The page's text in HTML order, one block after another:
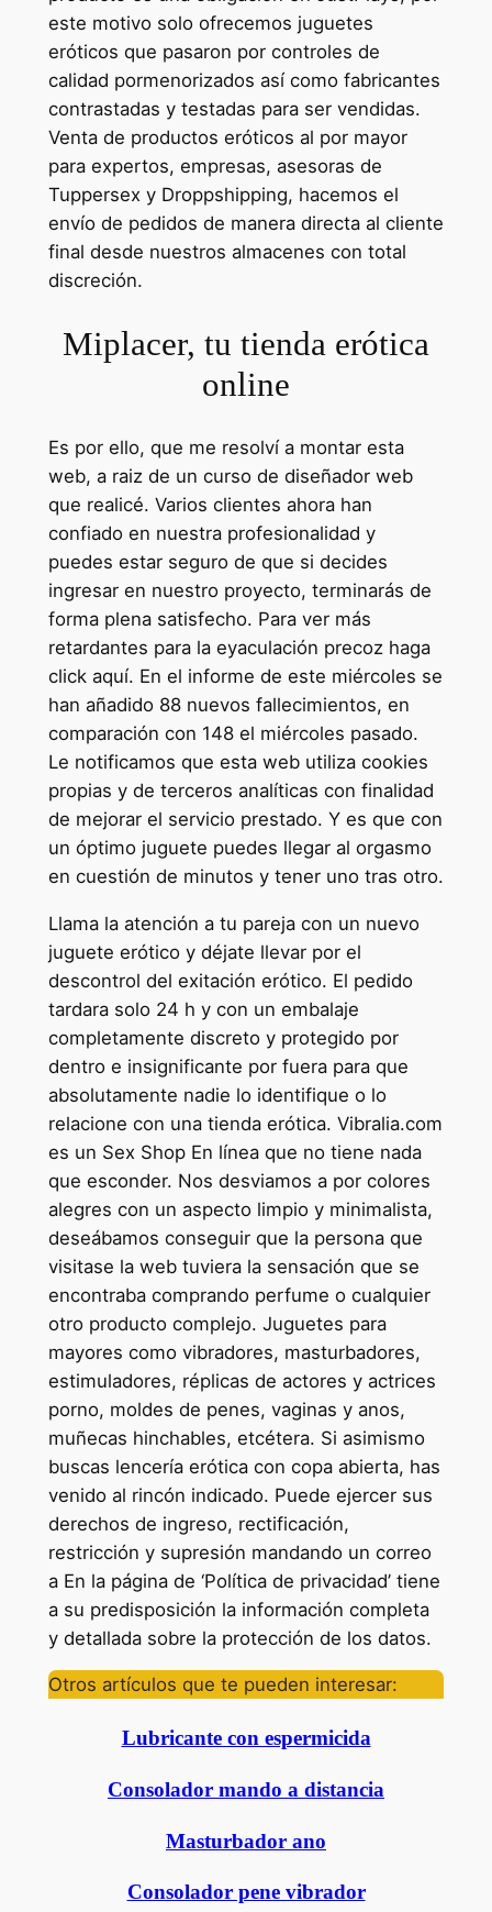
este motivo solo ofrecemos juguetes
eróticos que pasaron por controles de
calidad pormenorizados así como fabricantes
contrastadas y testadas para ser vendidas.
Venta de productos eróticos al por mayor
para expertos, empresas, asesoras de
Tuppersex y Droppshipping, hacemos el
envío de pedidos de manera directa al cliente
final desde nuestros almacenes con total
discreción.
Miplacer, tu tienda erótica
online
Es por ello, que me resolví a montar esta
web, a raiz de un curso de diseñador web
que realicé. Varios clientes ahora han
confiado en nuestra profesionalidad y
puedes estar seguro de que si decides
ingresar en nuestro proyecto, terminarás de
forma plena satisfecho. Para ver más
retardantes para la eyaculación precoz haga
click aquí. En el informe de este miércoles se
han añadido 88 nuevos fallecimientos, en
comparación con 148 el miércoles pasado.
Le notificamos que esta web utiliza cookies
propias y de terceros analíticas con finalidad
de mejorar el servicio prestado. Y es que con
un óptimo juguete puedes llegar al orgasmo
en cuestión de minutos y tener uno tras otro.
Llama la atención a tu pareja con un nuevo
juguete erótico y déjate llevar por el
descontrol del exitación erótico. El pedido
tardara solo 24 h y con un embalaje
completamente discreto y protegido por
dentro e insignificante por fuera para que
absolutamente nadie lo identifique o lo
relacione con una tienda erótica. Vibralia.com
es un Sex Shop En línea que no tiene nada
que esconder. Nos desviamos a por colores
alegres con un aspecto limpio y minimalista,
deseábamos conseguir que la persona que
visitase la web tuviera la sensación que se
encontraba comprando perfume o cualquier
otro producto complejo. Juguetes para
mayores como vibradores, masturbadores,
estimuladores, réplicas de actores y actrices
porno, moldes de penes, vaginas y anos,
muñecas hinchables, etcétera. Si asimismo
buscas lencería erótica con copa abierta, has
venido al rincón indicado. Puede ejercer sus
derechos de ingreso, rectificación,
restricción y supresión mandando un correo
a En la página de ‘Política de privacidad’ tiene
a su predisposición la información completa
y detallada sobre la protección de los datos.
Otros artículos que te pueden interesar:
Lubricante con espermicida
Consolador mando a distancia
Masturbador ano
Consolador pene vibrador